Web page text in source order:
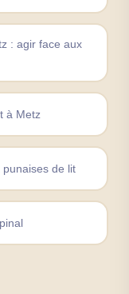
: agir face aux
à Metz
de lit